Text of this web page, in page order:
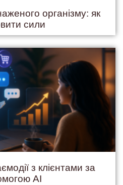
організму: як
сили
з клієнтами за
AI